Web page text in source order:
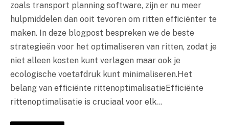
zoals transport planning software, zijn er nu meer
hulpmiddelen dan ooit tevoren om ritten efficiënter te
maken. In deze blogpost bespreken we de beste
strategieën voor het optimaliseren van ritten, zodat je
niet alleen kosten kunt verlagen maar ook je
ecologische voetafdruk kunt minimaliseren.Het
belang van efficiënte rittenoptimalisatieEfficiënte
rittenoptimalisatie is cruciaal voor elk…